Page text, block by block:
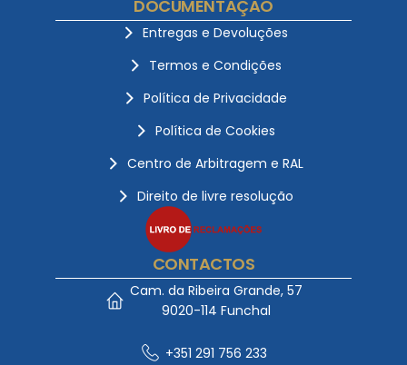
DOCUMENTAÇÃO
Entregas e Devoluções
Termos e Condições
Política de Privacidade
Política de Cookies
Centro de Arbitragem e RAL
Direito de livre resolução
CONTACTOS
Cam. da Ribeira Grande, 57
9020-114 Funchal
+351 291 756 233